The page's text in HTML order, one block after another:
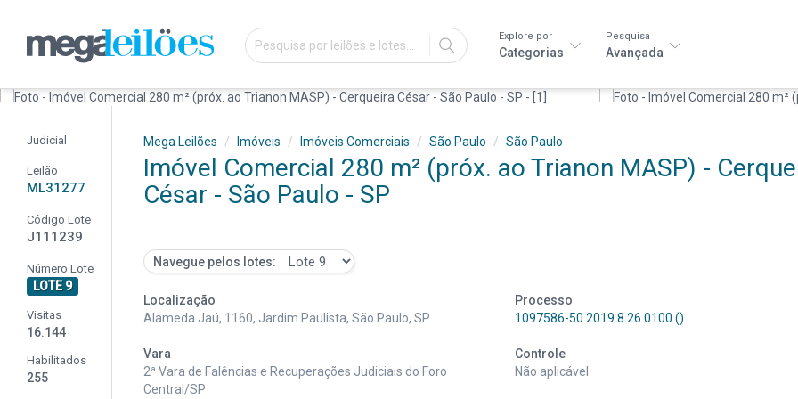
IR
Explore por
Categorias
Pesquisa
Avançada
Judicial
Leilão
ML31277
Código Lote
J111239
Número Lote
LOTE 9
Visitas
16.144
Habilitados
255
Mega Leilões Imóveis Imóveis Comerciais São Paulo São Paulo
Imóvel Comercial 280 m² (próx. ao Trianon MASP) -
César - São Paulo - SP
Navegue pelos lotes:
Localização
Alameda Jaú, 1160, Jardim Paulista, São Paulo, SP
Vara
2ª Vara de Falências e Recuperações Judiciais do Foro
Central/SP
Processo
1097586-50.2019.8.26.0100 ()
Controle
Não aplicável